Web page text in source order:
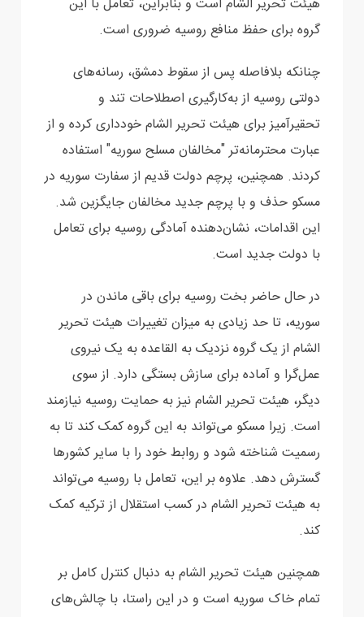
هیئت تحریر الشام است و بنابراین، تعامل با این
گروه برای حفظ ‏منافع روسیه ضروری است‎.‎
چنانکه بلافاصله پس از سقوط دمشق، رسانه‌های
دولتی روسیه از به‌کارگیری اصطلاحات تند و
تحقیرآمیز ‏برای هیئت تحریر الشام خودداری کرده و از
عبارت محترمانه‌تر "مخالفان مسلح سوریه" استفاده
کردند. ‏همچنین، پرچم دولت قدیم از سفارت سوریه در
مسکو حذف و با پرچم جدید مخالفان جایگزین شد.
این ‏اقدامات، نشان‌دهنده آمادگی روسیه برای تعامل
با دولت جدید است‎.‎
در حال حاضر بخت روسیه برای باقی ماندن در
سوریه، تا حد زیادی به میزان تغییرات هیئت تحریر
الشام از ‏یک گروه نزدیک به القاعده به یک نیروی
عمل‌گرا و آماده برای سازش بستگی دارد. از سوی
دیگر، هیئت ‏تحریر الشام نیز به حمایت روسیه نیازمند
است. زیرا مسکو می‌تواند به این گروه کمک کند تا به
رسمیت ‏شناخته شود و روابط خود را با سایر کشورها
گسترش دهد. علاوه بر این، تعامل با روسیه می‌تواند
به هیئت ‏تحریر الشام در کسب استقلال از ترکیه کمک
کند.‏
همچنین هیئت تحریر الشام به دنبال کنترل کامل بر
تمام خاک سوریه است و در این راستا، با چالش‌های